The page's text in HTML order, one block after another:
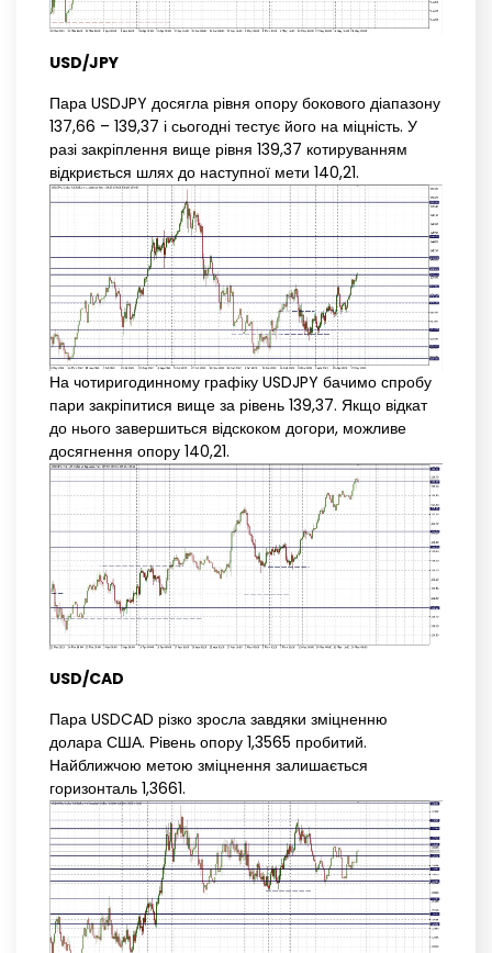
USD/JPY
Пара USDJPY досягла рівня опору бокового діапазону
137,66 – 139,37 і сьогодні тестує його на міцність. У
разі закріплення вище рівня 139,37 котируванням
відкриється шлях до наступної мети 140,21.
На чотиригодинному графіку USDJPY бачимо спробу
пари закріпитися вище за рівень 139,37. Якщо відкат
до нього завершиться відскоком догори, можливе
досягнення опору 140,21.
USD/CAD
Пара USDCAD різко зросла завдяки зміцненню
долара США. Рівень опору 1,3565 пробитий.
Найближчою метою зміцнення залишається
горизонталь 1,3661.